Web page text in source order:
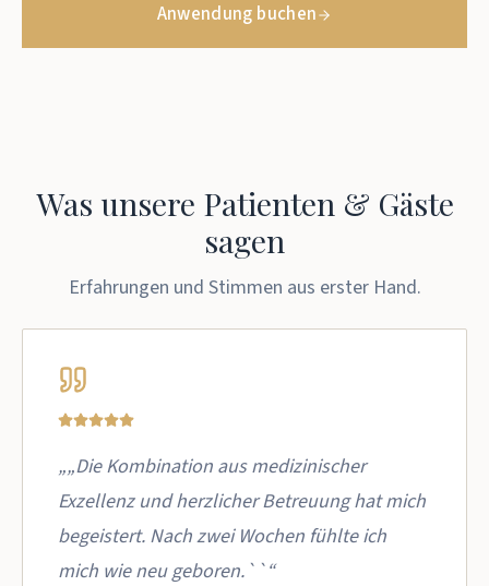
Anwendung buchen
Was unsere Patienten & Gäste
sagen
Erfahrungen und Stimmen aus erster Hand.
„„Die Kombination aus medizinischer
Exzellenz und herzlicher Betreuung hat mich
begeistert. Nach zwei Wochen fühlte ich
mich wie neu geboren.``“